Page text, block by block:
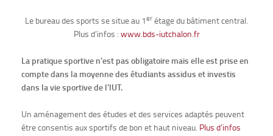
Le bureau des sports se situe au 1er étage du bâtiment central.
Plus d’infos : www.bds-iutchalon.fr
La pratique sportive n’est pas obligatoire mais elle est prise en
compte dans la moyenne des étudiants assidus et investis
dans la vie sportive de l’IUT.
Un aménagement des études et des services adaptés peuvent
être consentis aux sportifs de bon et haut niveau. Plus d’infos